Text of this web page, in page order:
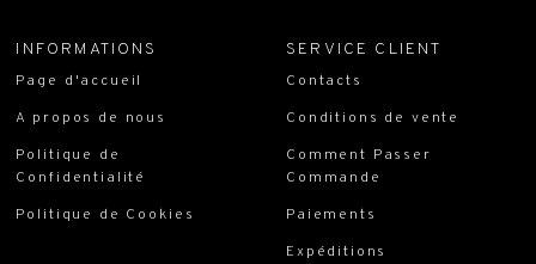
INFORMATIONS
Page d'accueil
A propos de nous
Politique de
Confidentialité
Politique de Cookies
SERVICE CLIENT
Contacts
Conditions de vente
Comment Passer
Commande
Paiements
Expéditions